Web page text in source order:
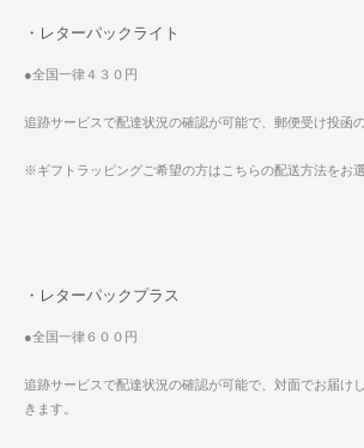
・レターパックライト
●全国一律４３０円
追跡サービスで配達状況の確認が可能で、郵便受け投函
※ギフトラッピングご希望の方はこちらの配送方法をお
・レターパックプラス
●全国一律６００円
追跡サービスで配達状況の確認が可能で、対面でお届け
きます。